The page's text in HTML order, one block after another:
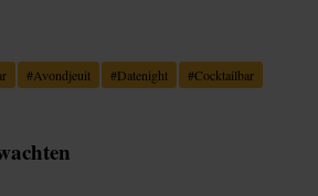
#Avondjeuit #Datenight #Cocktailbar